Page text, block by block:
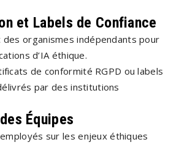
et Labels de Confiance
des organismes indépendants pour
d’IA éthique.
de conformité RGPD ou labels
par des institutions
Équipes
sur les enjeux éthiques